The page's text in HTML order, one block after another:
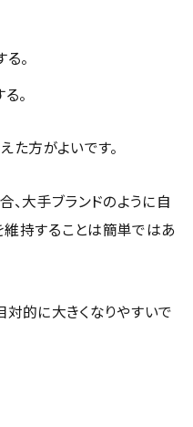
。
。
た方がよいです。
、大手ブランドのように自
持することは簡単ではあ
的に大きくなりやすいで